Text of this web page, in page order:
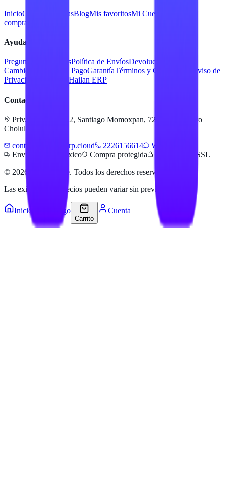
InicioCatálogo MarcasBlogMis favoritosMi Cuenta
compra
Ayuda
Preguntas FrecuentesPolítica de EnvíosDevoluciones y
Cambios
Métodos de PagoGarantíaTérminos y Condiciones
Aviso de
Privacidad
Servicios Hailan ERP
Contacto
Priv. Alejandra 512, Santiago Momoxpan, 72775 San Pedro
Cholula, Pue.
contacto@hailanerp.cloud
2226156614
WhatsApp
Envíos a todo México
Compra protegida
Pago seguro SSL
© 2026 Hailan Store. Todos los derechos reservados.
Las existencias y precios pueden variar sin previo aviso.
Inicio Catálogo
Carrito
Cuenta